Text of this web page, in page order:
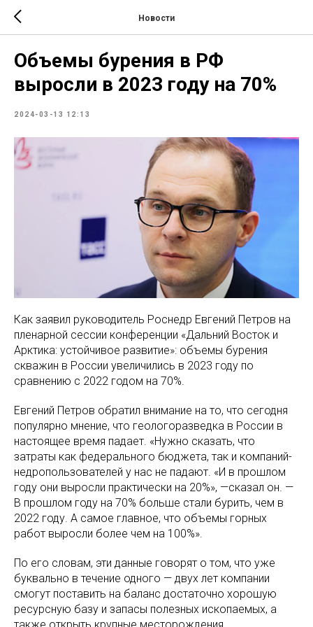
Новости
Объемы бурения в РФ
выросли в 2023 году на 70%
2024-03-13 12:13
Как заявил руководитель Роснедр Евгений Петров на
пленарной сессии конференции «Дальний Восток и
Арктика: устойчивое развитие»‎: объемы бурения
скважин в России увеличились в 2023 году по
сравнению с 2022 годом на 70%.
Евгений Петров обратил внимание на то, что сегодня
популярно мнение, что геологоразведка в России в
настоящее время падает. «Нужно сказать, что
затраты как федерального бюджета, так и компаний-
недропользователей у нас не падают. «И в прошлом
году они выросли практически на 20%», —сказал он. —
В прошлом году на 70% больше стали бурить, чем в
2022 году. А самое главное, что объемы горных
работ выросли более чем на 100%».
По его словам, эти данные говорят о том, что уже
буквально в течение одного — двух лет компании
смогут поставить на баланс достаточно хорошую
ресурсную базу и запасы полезных ископаемых, а
также открыть крупные месторождения.